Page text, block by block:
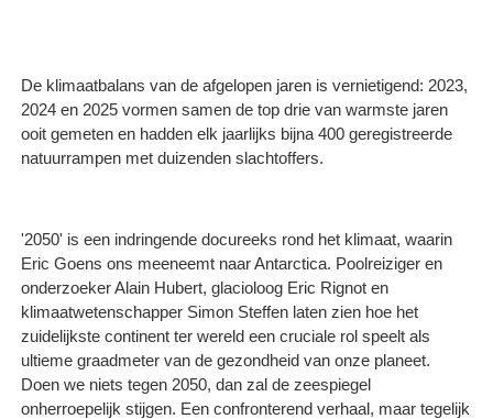
De klimaatbalans van de afgelopen jaren is vernietigend: 2023,
2024 en 2025 vormen samen de top drie van warmste jaren
ooit gemeten en hadden elk jaarlijks bijna 400 geregistreerde
natuurrampen met duizenden slachtoffers. ​
'2050' is een indringende docureeks rond het klimaat, waarin
Eric Goens ons meeneemt naar Antarctica. Poolreiziger en
onderzoeker Alain Hubert, glacioloog Eric Rignot en
klimaatwetenschapper Simon Steffen laten zien hoe het
zuidelijkste continent ter wereld een cruciale rol speelt als
ultieme graadmeter van de gezondheid van onze planeet.
Doen we niets tegen 2050, dan zal de zeespiegel
onherroepelijk stijgen. Een confronterend verhaal, maar tegelijk